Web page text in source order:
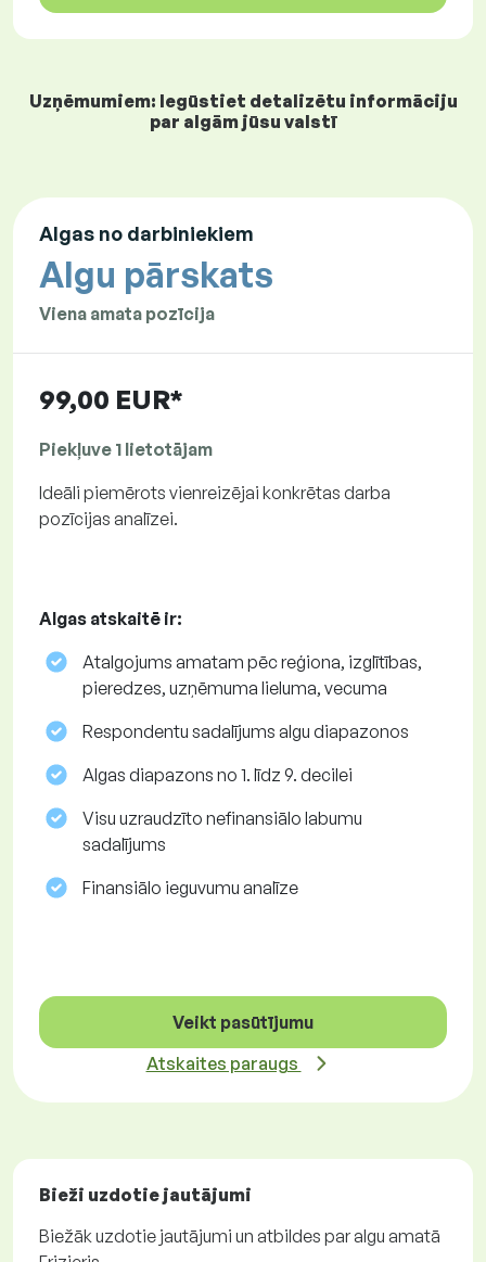
Uzņēmumiem: Iegūstiet detalizētu informāciju
par algām jūsu valstī
Algas no darbiniekiem
Algu pārskats
Viena amata pozīcija
99,00 EUR*
Piekļuve 1 lietotājam
Ideāli piemērots vienreizējai konkrētas darba
pozīcijas analīzei.
Algas atskaitē ir:
Atalgojums amatam pēc reģiona, izglītības,
pieredzes, uzņēmuma lieluma, vecuma
Respondentu sadalījums algu diapazonos
Algas diapazons no 1. līdz 9. decilei
Visu uzraudzīto nefinansiālo labumu
sadalījums
Finansiālo ieguvumu analīze
Veikt pasūtījumu
Atskaites paraugs
Bieži uzdotie jautājumi
Biežāk uzdotie jautājumi un atbildes par algu amatā